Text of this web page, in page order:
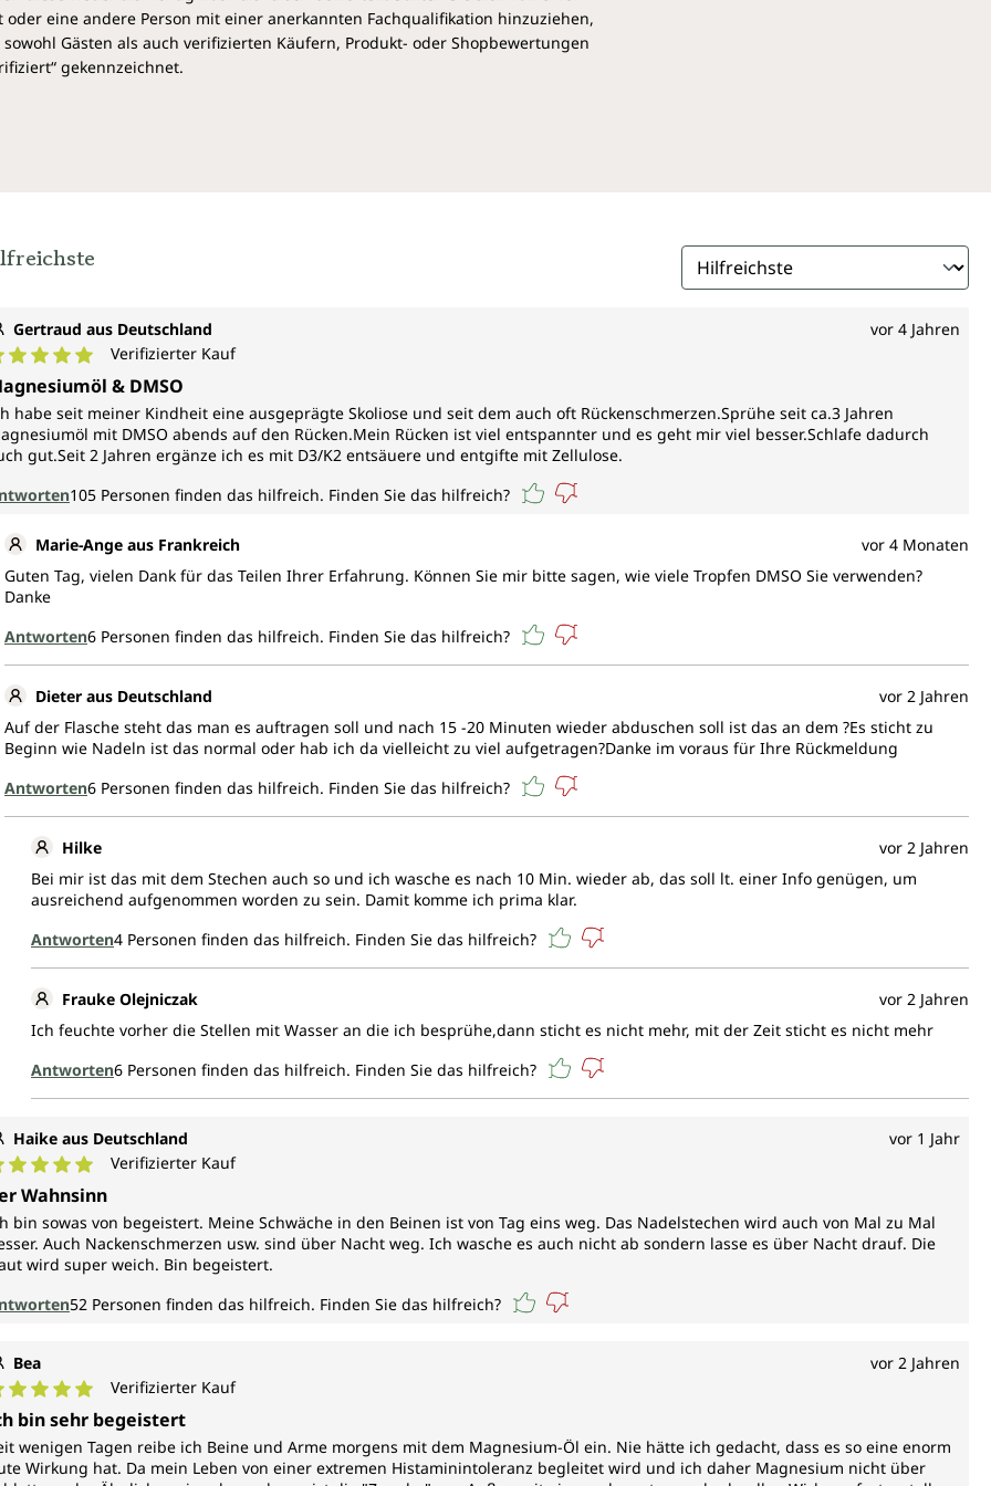
Naturreines Magnesiumchlorid aus dem Zechsteiner Meer ist, entsprechend gesetzlicher
Vorgaben, vegan, frei von Zusatzstoffen und Umwelteinflüssen.
eine andere Person mit einer anerkannten Fachqualifikation hinzuziehen,
Gästen als auch verifizierten Käufern, Produkt- oder Shopbewertungen
gekennzeichnet.
Gertraud aus Deutschland vor 4 Jahren
Bewertung von 5 von 5 Sternen
Verifizierter Kauf
& DMSO
habe seit meiner Kindheit eine ausgeprägte Skoliose und seit dem auch oft Rückenschmerzen.Sprühe seit ca.3 Jahren
mit DMSO abends auf den Rücken.Mein Rücken ist viel entspannter und es geht mir viel besser.Schlafe dadurch
gut.Seit 2 Jahren ergänze ich es mit D3/K2 entsäuere und entgifte mit Zellulose.
105 Personen finden das hilfreich. Finden Sie das hilfreich?
Marie-Ange aus Frankreich
vor 4 Monaten
Guten Tag, vielen Dank für das Teilen Ihrer Erfahrung. Können Sie mir bitte sagen, wie viele Tropfen DMSO Sie verwenden?
Danke
Antworten6 Personen finden das hilfreich. Finden Sie das hilfreich?
Dieter aus Deutschland
vor 2 Jahren
Auf der Flasche steht das man es auftragen soll und nach 15 -20 Minuten wieder abduschen soll ist das an dem ?Es sticht zu
Beginn wie Nadeln ist das normal oder hab ich da vielleicht zu viel aufgetragen?Danke im voraus für Ihre Rückmeldung
Antworten6 Personen finden das hilfreich. Finden Sie das hilfreich?
Hilke
vor 2 Jahren
Bei mir ist das mit dem Stechen auch so und ich wasche es nach 10 Min. wieder ab, das soll lt. einer Info genügen, um
ausreichend aufgenommen worden zu sein. Damit komme ich prima klar.
Antworten4 Personen finden das hilfreich. Finden Sie das hilfreich?
Frauke Olejniczak
vor 2 Jahren
Ich feuchte vorher die Stellen mit Wasser an die ich besprühe,dann sticht es nicht mehr, mit der Zeit sticht es nicht mehr
Antworten6 Personen finden das hilfreich. Finden Sie das hilfreich?
Haike aus Deutschland vor 1 Jahr
Bewertung von 5 von 5 Sternen
Verifizierter Kauf
Wahnsinn
bin sowas von begeistert. Meine Schwäche in den Beinen ist von Tag eins weg. Das Nadelstechen wird auch von Mal zu Mal
Auch Nackenschmerzen usw. sind über Nacht weg. Ich wasche es auch nicht ab sondern lasse es über Nacht drauf. Die
wird super weich. Bin begeistert.
52 Personen finden das hilfreich. Finden Sie das hilfreich?
Bea vor 2 Jahren
Bewertung von 5 von 5 Sternen
Verifizierter Kauf
bin sehr begeistert
wenigen Tagen reibe ich Beine und Arme morgens mit dem Magnesium-Öl ein. Nie hätte ich gedacht, dass es so eine enorm
Wirkung hat. Da mein Leben von einer extremen Histaminintoleranz begleitet wird und ich daher Magnesium nicht über